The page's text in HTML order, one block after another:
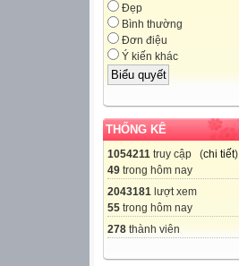
Đẹp
Bình thường
Đơn điệu
Ý kiến khác
THỐNG KÊ
1054211 truy cập (chi tiết)
49 trong hôm nay
2043181 lượt xem
55 trong hôm nay
278 thành viên